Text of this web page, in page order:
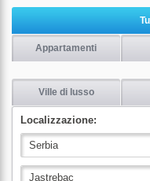
Appartamenti
Ville di lusso
Localizzazione: